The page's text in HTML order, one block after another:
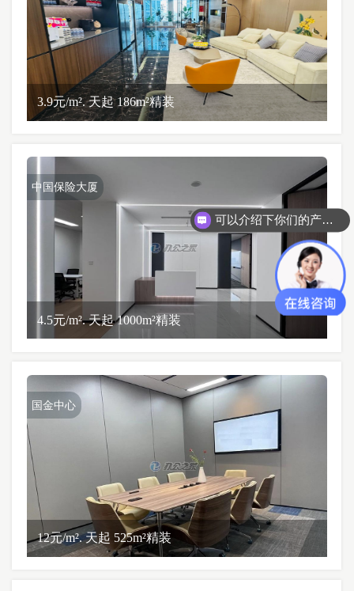
3.9元/m². 天起 186m²精装
中国保险大厦
4.5元/m². 天起 1000m²精装
国金中心
12元/m². 天起 525m²精装
可以介绍下你们的产品么？